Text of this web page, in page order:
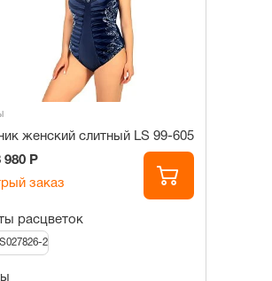
женский слитный LS 99-605
980 Р
заказ
расцветок
2